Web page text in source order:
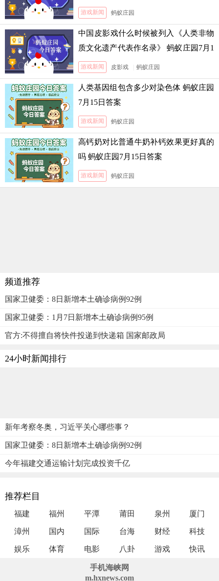
游戏新闻 蚂蚁庄园
中国皮影戏什么时候被列入《人类非物
质文化遗产代表作名录》 蚂蚁庄园7月1
3日答案
游戏新闻 皮影戏 蚂蚁庄园
人类基因组包含多少对染色体 蚂蚁庄园
7月15日答案
游戏新闻 蚂蚁庄园
高钙奶对比普通牛奶补钙效果更好真的
吗 蚂蚁庄园7月15日答案
游戏新闻 蚂蚁庄园
频道推荐
国家卫健委：8日新增本土确诊病例92例
国家卫健委：1月7日新增本土确诊病例95例
官方:不得擅自将快件投递到快递箱 国家邮政局
24小时新闻排行
新年考察冬奥，习近平关心哪些事？
国家卫健委：8日新增本土确诊病例92例
今年福建交通运输计划完成投资千亿
推荐栏目
福建 福州 平潭 莆田 泉州 厦门
漳州 国内 国际 台海 财经 科技
娱乐 体育 电影 八卦 游戏 快讯
手机海峡网
m.hxnews.com